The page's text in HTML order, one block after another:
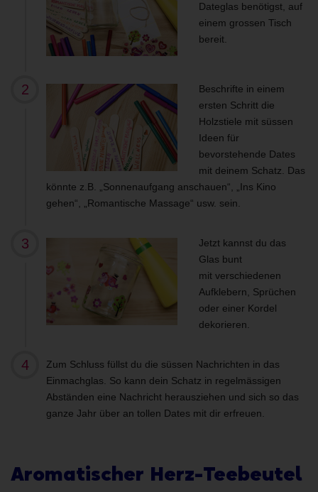
Dateglas benötigst, auf
einem grossen Tisch
bereit.
Beschrifte in einem
ersten Schritt die
Holzstiele mit süssen
Ideen für
bevorstehende Dates
mit deinem Schatz. Das
könnte z.B. „Sonnenaufgang anschauen“, „Ins Kino
gehen“, „Romantische Massage“ usw. sein.
Jetzt kannst du das
Glas bunt
mit verschiedenen
Aufklebern, Sprüchen
oder einer Kordel
dekorieren.
Zum Schluss füllst du die süssen Nachrichten in das
Einmachglas. So kann dein Schatz in regelmässigen
Abständen eine Nachricht herausziehen und sich so das
ganze Jahr über an tollen Dates mit dir erfreuen.
Aromatischer Herz-Teebeutel